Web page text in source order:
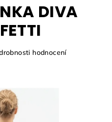
košík
DIVA
hodnocení